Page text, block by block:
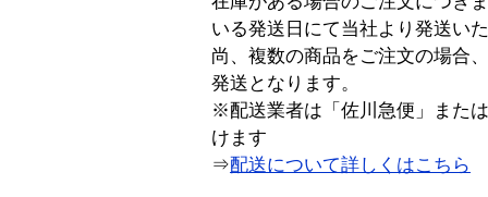
いる発送日にて当社より発送い
尚、複数の商品をご注文の場合
発送となります。
※配送業者は「佐川急便」また
けます
⇒配送について詳しくはこちら